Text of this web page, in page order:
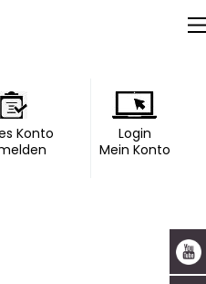
Konto
Login
Mein Konto